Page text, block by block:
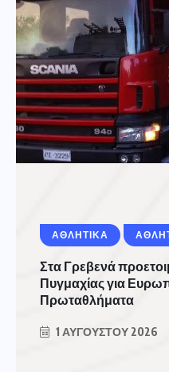
ΑΘΛΗΤΙΚΆ
Στα Γρεβενά
Πυγμαχίας για
Πρωταθλήματα
1 ΑΥΓΟΎΣΤΟΥ 2026